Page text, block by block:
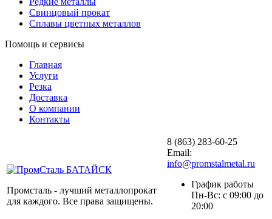
Свинцовый прокат
Сплавы цветных металлов
Помощь и сервисы
Главная
Услуги
Резка
Доставка
О компании
Контакты
Промсталь - лучший металлопрокат
для каждого. Все права защищены.
8 (863) 283-60-25
Email:
info@promstalmetal.ru
График работы
Пн-Вс: с 09:00 до
20:00